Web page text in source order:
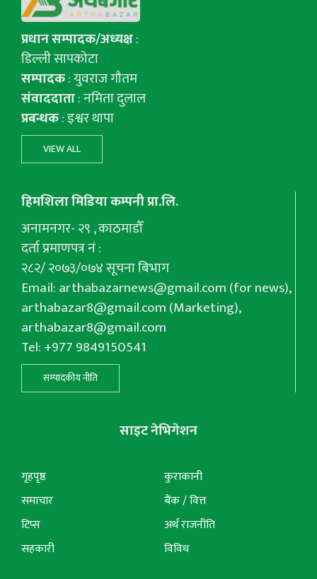
प्रधान सम्पादक/अध्यक्ष:
डिल्ली सापकोटा
सम्पादक: युवराज गाैतम
संवाददाता: नमिता दुलाल
प्रबन्धक: इश्वर थापा
VIEW ALL
हिमशिला मिडिया कम्पनी प्रा.लि.
अनामनगर- २९ , काठमाडौँ
दर्ता प्रमाणपत्र नं :
२८२/ २०७३/०७४ सूचना बिभाग
Email:arthabazarnews@gmail.com(for news),
arthabazar8@gmail.com(Marketing),
arthabazar8@gmail.com
Tel: +977 9849150541
सम्पादकीय नीति
साइट नेभिगेशन
गृहपृष्ठ
समाचार
टिप्स
सहकारी
कुराकानी
बैंक / वित्त
अर्थ राजनीति
विविध